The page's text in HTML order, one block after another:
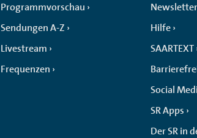
Programmvorschau
Sendungen A-Z
Livestream
Frequenzen
Newsletter
Hilfe
SAARTEXT
Social
SR Apps
Der SR in